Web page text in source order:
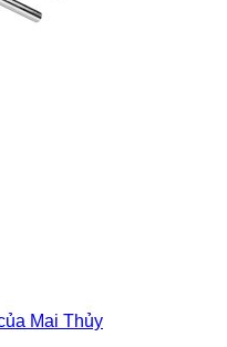
Mai Thủy